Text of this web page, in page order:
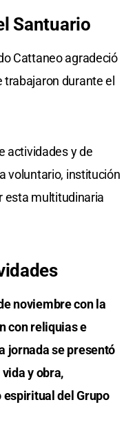
Santuario
Cattaneo agradeció
durante el
actividades y de
voluntario, institución
esta multitudinaria
noviembre con la
con reliquias e
jornada se presentó
y obra,
espiritual del Grupo